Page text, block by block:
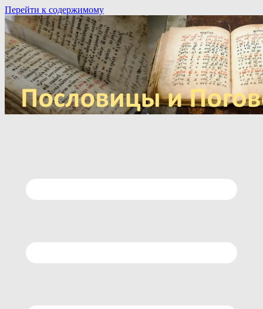
Перейти к содержимому